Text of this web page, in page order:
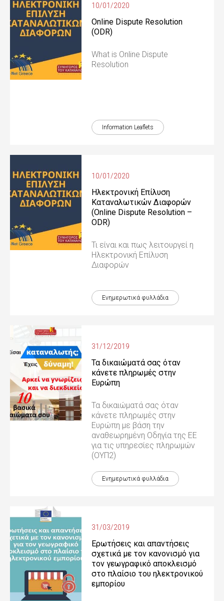
10/01/2020
Online Dispute Resolution
(ODR)
What is Online Dispute
Resolution
Information Leaflets
10/01/2020
Ηλεκτρονική Επίλυση
Καταναλωτικών Διαφορών
(Online Dispute Resolution –
ODR)
Τι είναι και πως λειτουργεί η
Ηλεκτρονική Επίλυση
Διαφορών
Ενημερωτικά φυλλάδια
31/12/2019
Τα δικαιώματά σας όταν
κάνετε πληρωμές στην
Ευρώπη
Τα δικαιώματά σας όταν
κάνετε πληρωμές στην
Ευρώπη με βάση την
αναθεωρημένη Οδηγία της ΕΕ
για τις υπηρεσίες πληρωμών
(ΟΥΠ2)
Ενημερωτικά φυλλάδια
31/03/2019
Ερωτήσεις και απαντήσεις
σχετικά με τον κανονισμό για
τον γεωγραφικό αποκλεισμό
στο πλαίσιο του ηλεκτρονικού
εμπορίου